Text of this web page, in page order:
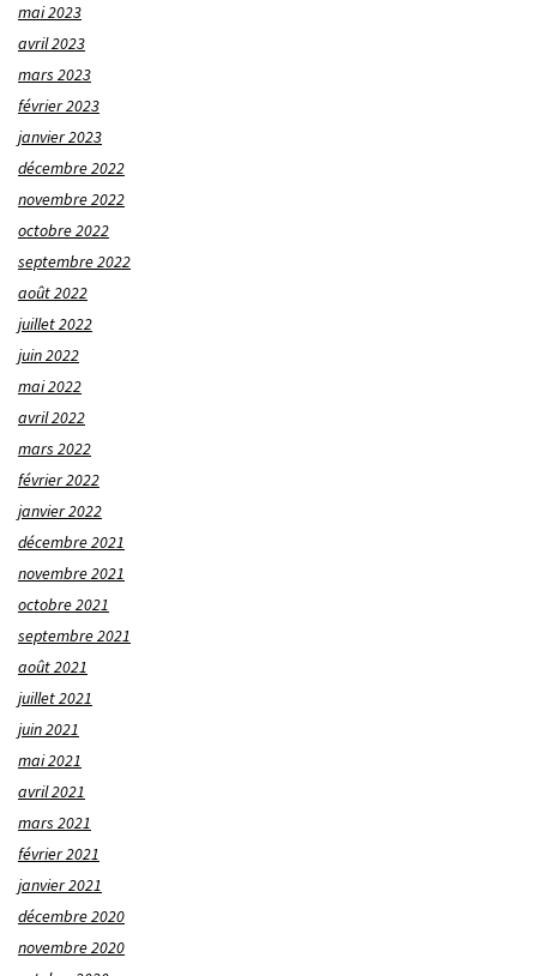
mai 2023
avril 2023
mars 2023
février 2023
janvier 2023
décembre 2022
novembre 2022
octobre 2022
septembre 2022
août 2022
juillet 2022
juin 2022
mai 2022
avril 2022
mars 2022
février 2022
janvier 2022
décembre 2021
novembre 2021
octobre 2021
septembre 2021
août 2021
juillet 2021
juin 2021
mai 2021
avril 2021
mars 2021
février 2021
janvier 2021
décembre 2020
novembre 2020